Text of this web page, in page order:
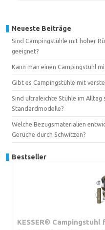
Neueste Beiträge
Sind Campingstühle mit hoher
geeignet?
Kann man einen Campingstuhl
Gibt es Campingstühle mit
Sind ultraleichte Stühle im
Standardmodelle?
Welche Bezugsmaterialien
Gerüche durch Schwitzen?
Bestseller
KESSER®